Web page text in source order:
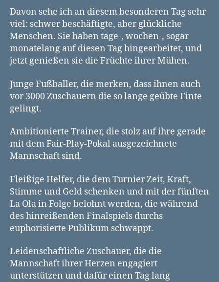
Davon sehe ich an diesem besonderen Tag sehr
viel: schwer beschäftigte, aber glückliche
Menschen. Sie haben tage-, wochen-, sogar
monatelang auf diesen Tag hingearbeitet, und
jetzt genießen sie die Früchte ihrer Mühen.
Junge Fußballer, die merken, dass ihnen auch
vor 3000 Zuschauern die so lange geübte Finte
gelingt.
Ambitionierte Trainer, die stolz auf ihre gerade
mit dem Fair-Play-Pokal ausgezeichnete
Mannschaft sind.
Fleißige Helfer, die dem Turnier Zeit, Kraft,
Stimme und Geld schenken und mit der fünften
La Ola in Folge belohnt werden, die während
des hinreißenden Finalspiels durchs
euphorisierte Publikum schwappt.
Leidenschaftliche Zuschauer, die die
Mannschaft ihrer Herzen engagiert
unterstützen und dafür einen Tag lang